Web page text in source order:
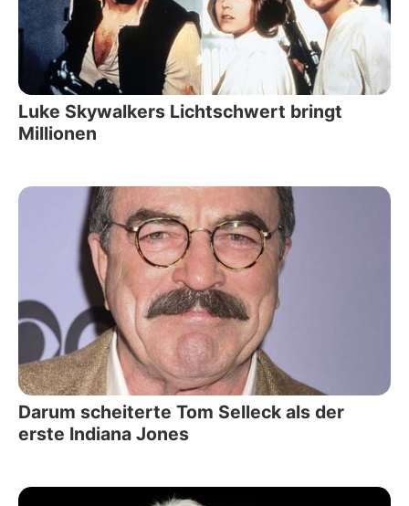
Luke Skywalkers Lichtschwert bringt
Millionen
Darum scheiterte Tom Selleck als der
erste Indiana Jones